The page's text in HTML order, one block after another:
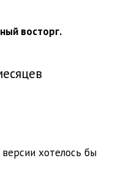
восторг.
хотелось бы